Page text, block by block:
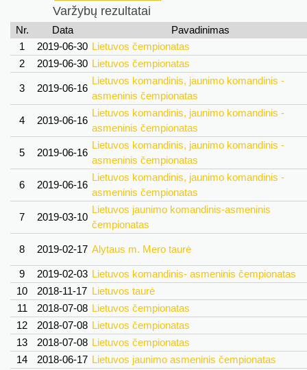
Varžybų rezultatai
Nr. Data
Pavadinimas
1
2019-06-30 Lietuvos čempionatas
2
2019-06-30 Lietuvos čempionatas
3 2019-06-16
Lietuvos komandinis, jaunimo komandinis -
asmeninis čempionatas
4 2019-06-16
Lietuvos komandinis, jaunimo komandinis -
asmeninis čempionatas
5 2019-06-16
Lietuvos komandinis, jaunimo komandinis -
asmeninis čempionatas
6 2019-06-16
Lietuvos komandinis, jaunimo komandinis -
asmeninis čempionatas
7 2019-03-10
Lietuvos jaunimo komandinis-asmeninis
čempionatas
8 2019-02-17 Alytaus m. Mero taurė
9 2019-02-03 Lietuvos komandinis- asmeninis čempionatas
10
2018-11-17 Lietuvos taurė
11
2018-07-08 Lietuvos čempionatas
12
2018-07-08 Lietuvos čempionatas
13
2018-07-08 Lietuvos čempionatas
14
2018-06-17 Lietuvos jaunimo asmeninis čempionatas